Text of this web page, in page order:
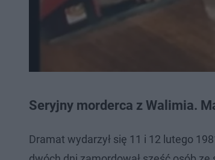
Seryjny morderca z Walimia.
Dramat wydarzył się 11 i 12 lutego